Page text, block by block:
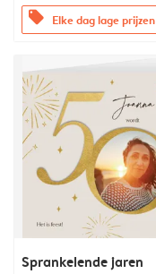
offers Elke dag lage prijzen
Sprankelende jaren